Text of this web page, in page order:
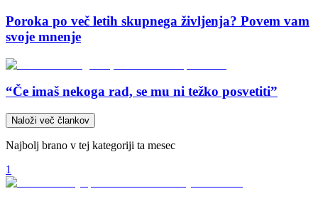
Poroka po več letih skupnega življenja? Povem vam
svoje mnenje
“Če imaš nekoga rad, se mu ni težko posvetiti”
Naloži več člankov
Najbolj brano v tej kategoriji ta mesec
1